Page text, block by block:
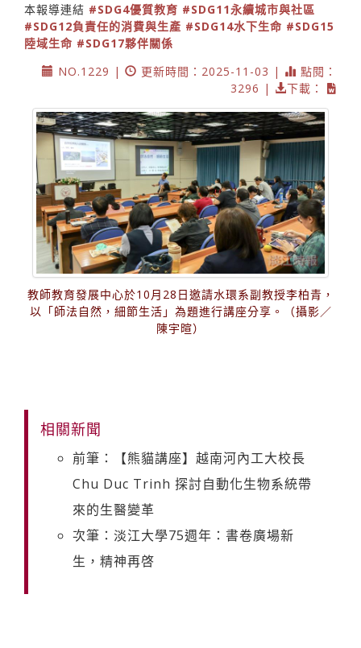
本報導連結 #SDG4優質教育 #SDG11永續城市與社區
#SDG12負責任的消費與生產 #SDG14水下生命 #SDG15
陸域生命 #SDG17夥伴關係
NO.1229 |
更新時間：2025-11-03 |
點閱：
3296 |
下載：
教師教育發展中心於10月28日邀請水環系副教授李柏青，
以「師法自然，細節生活」為題進行講座分享。（攝影／
陳宇暄）
相關新聞
前筆：【熊貓講座】越南河內工大校長
Chu Duc Trinh 探討自動化生物系統帶
來的生醫變革
次筆：淡江大學75週年：書卷廣場新
生，精神再啓